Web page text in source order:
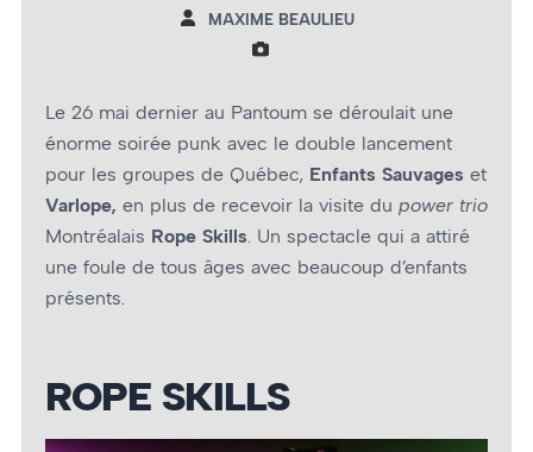
MAXIME BEAULIEU
Le 26 mai dernier au Pantoum se déroulait une
énorme soirée punk avec le double lancement
pour les groupes de Québec, Enfants Sauvages et
Varlope, en plus de recevoir la visite du power trio
Montréalais Rope Skills. Un spectacle qui a attiré
une foule de tous âges avec beaucoup d’enfants
présents.
ROPE SKILLS